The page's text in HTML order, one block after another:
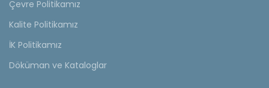
Çevre Politikamız
Kalite Politikamız
İK Politikamız
Döküman ve Kataloglar